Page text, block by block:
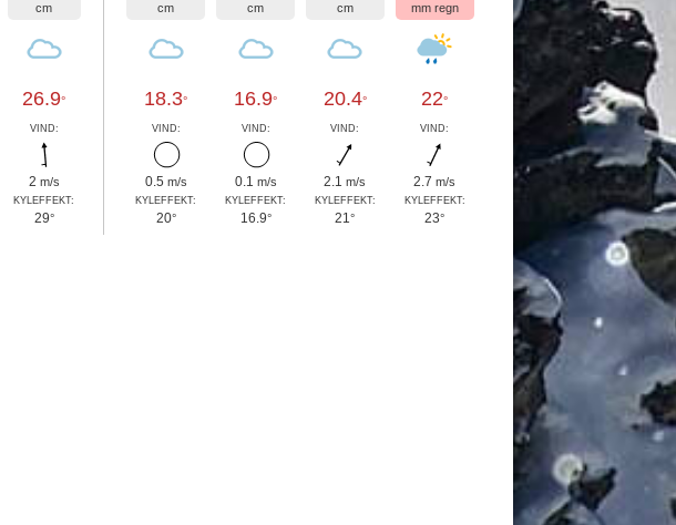
cm
26.9°
VIND:
2 m/s
KYLEFFEKT:
29°
cm
18.3°
VIND:
0.5 m/s
KYLEFFEKT:
20°
cm
16.9°
VIND:
0.1 m/s
KYLEFFEKT:
16.9°
cm
20.4°
VIND:
2.1m/s
KYLEFFEKT:
21°
mm regn
22°
VIND:
2.7m/s
KYLEFFEKT:
23°